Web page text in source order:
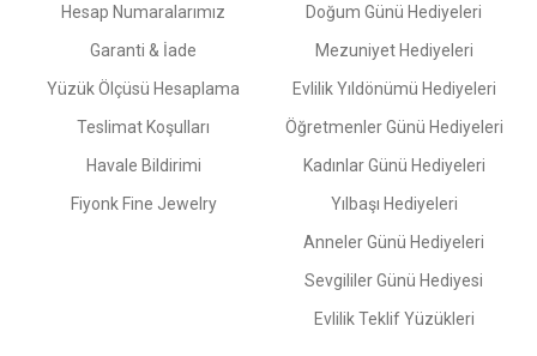
Hesap Numaralarımız
Garanti & İade
Yüzük Ölçüsü Hesaplama
Teslimat Koşulları
Havale Bildirimi
Fiyonk Fine Jewelry
Doğum Günü Hediyeleri
Mezuniyet Hediyeleri
Evlilik Yıldönümü Hediyeleri
Öğretmenler Günü Hediyeleri
Kadınlar Günü Hediyeleri
Yılbaşı Hediyeleri
Anneler Günü Hediyeleri
Sevgililer Günü Hediyesi
Evlilik Teklif Yüzükleri